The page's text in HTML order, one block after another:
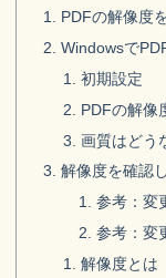
PDFの解像度
Windowsで
初期設定
PDFの解像
画質はどう
解像度を確認
参考：変
参考：変
解像度とは